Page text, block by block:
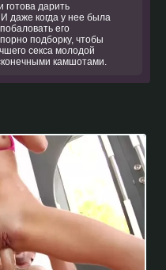
готова дарить
даже когда у нее была
его
подборку, чтобы
секса молодой
камшотами.